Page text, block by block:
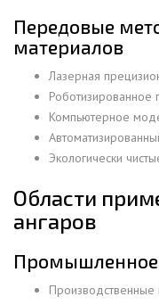
Передовые
материалов
Лазерная
Компьютерное
Экологически
Области
ангаров
Промышленное
Производственные